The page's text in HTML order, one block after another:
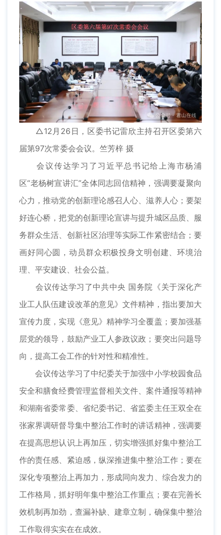
△12月26日，区委书记雷欣主持召开区委第六
届第97次常委会会议。竺芳梓 摄
会议传达学习了习近平总书记给上海市杨浦
区“老杨树宣讲汇”全体同志回信精神，强调要凝聚向
心力，推动党的创新理论感召人心、滋养人心；要架
好连心桥，把党的创新理论宣讲与提升城区品质、服
务群众生活、创新社区治理等实际工作紧密结合；要
画好同心圆，动员群众积极投身文明创建、环境治
理、平安建设、社会公益。
会议传达学习了中共中央 国务院《关于深化产
业工人队伍建设改革的意见》文件精神，指出要加大
宣传力度，实现《意见》精神学习全覆盖；要加强基
层党的领导，鼓励产业工人参政议政；要突出问题导
向，提高工会工作的针对性和精准性。
会议传达学习了中纪委关于加强中小学校园食品
安全和膳食经费管理监督相关文件、案件通报等精神
和湖南省委常委、省纪委书记、省监委主任王双全在
张家界调研督导集中整治工作时的讲话精神，强调要
在提高思想认识上再加压，切实增强抓好集中整治工
作的责任感、紧迫感，纵深推进集中整治工作；要在
深化专项整治上再加力，形成同向发力、综合发力的
工作格局，抓好明年集中整治工作重点；要在完善长
效机制再加劲，查漏补缺、建章立制，确保集中整治
工作取得实实在在成效。